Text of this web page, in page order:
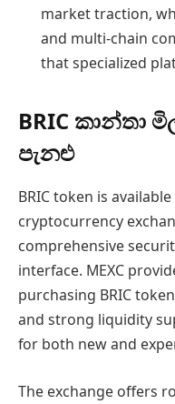
market traction,
and multi-chain
that specialized
BRIC කාන්තා
පැනළු
BRIC token is
cryptocurrency
comprehensive
interface. MEXC
purchasing BRIC
and strong liquidity
for both new and
The exchange offers